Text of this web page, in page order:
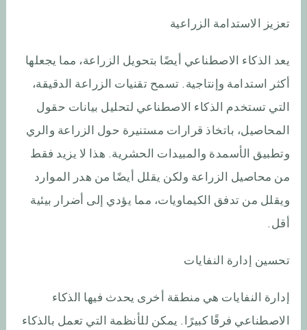
تعزيز الاستدامة الزراعية
يعد الذكاء الاصطناعي أيضًا بتحويل الزراعة، مما يجعلها
أكثر استدامة وإنتاجية. تسمح تقنيات الزراعة الدقيقة،
التي تستخدم الذكاء الاصطناعي لتحليل بيانات حقول
المحاصيل، باتخاذ قرارات مستنيرة حول الزراعة والري
وتطبيق الأسمدة والمبيدات الحشرية. هذا لا يزيد فقط
من محاصيل الزراعة ولكن يقلل أيضًا من هدر الموارد
ويقلل من تدفق الكيماويات، مما يؤدي إلى أضرار بيئية
أقل.
تحسين إدارة النفايات
إدارة النفايات هي منطقة أخرى يحدث فيها الذكاء
الاصطناعي فرقًا كبيرًا. يمكن للأنظمة التي تعمل بالذكاء